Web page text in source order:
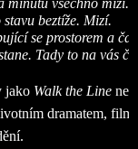
beztíže. Mizí.
se prostorem a
Tady to na vás
jako Walk the Line
dramatem, film